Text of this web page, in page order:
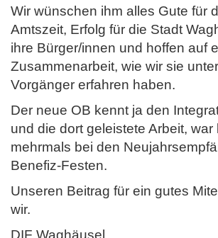
Wir wünschen ihm alles Gute für
Amtszeit, Erfolg für die Stadt
ihre Bürger/innen und hoffen auf
Zusammenarbeit, wie wir sie
Vorgänger erfahren haben.
Der neue OB kennt ja den
und die dort geleistete Arbeit, war
mehrmals bei den
Benefiz-Festen.
Unseren Beitrag für ein gutes
wir.
DIF Waghäusel